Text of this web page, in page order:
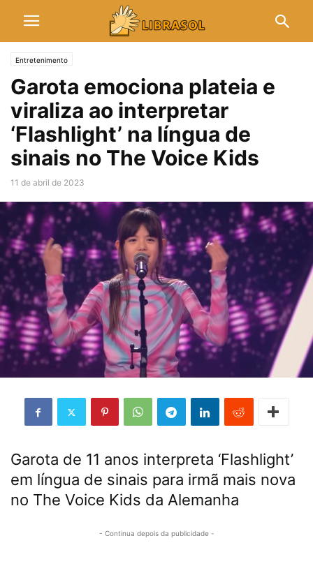
Entretenimento
Garota emociona plateia e
viraliza ao interpretar
‘Flashlight’ na língua de
sinais no The Voice Kids
11 de abril de 2023
Garota de 11 anos interpreta ‘Flashlight’
em língua de sinais para irmã mais nova
no The Voice Kids da Alemanha
- Continua depois da publicidade -